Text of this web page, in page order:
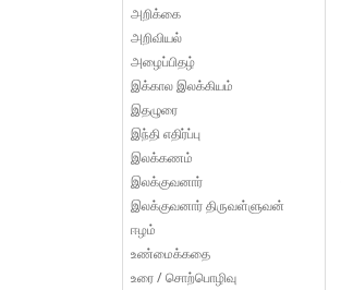
அறிக்கை
அறிவியல்
அழைப்பிதழ்
இக்கால இலக்கியம்
இதழுரை
இந்தி எதிர்ப்பு
இலக்கணம்
இலக்குவனார்
இலக்குவனார் திருவள்ளுவன்
ஈழம்
உண்மைக்கதை
உரை / சொற்பொழிவு